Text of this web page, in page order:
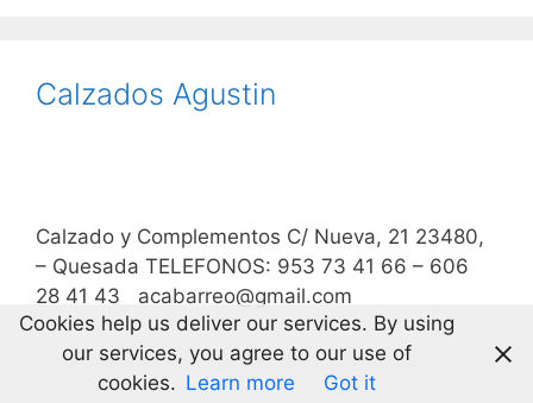
Calzados Agustin
Calzado y Complementos C/ Nueva, 21 23480,
– Quesada TELEFONOS: 953 73 41 66 – 606
28 41 43 acabarreo@gmail.com
Cookies help us deliver our services. By using
our services, you agree to our use of
cookies. Learn more Got it